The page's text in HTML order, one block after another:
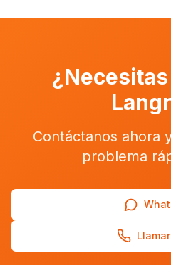
Contáctanos ahora
problema